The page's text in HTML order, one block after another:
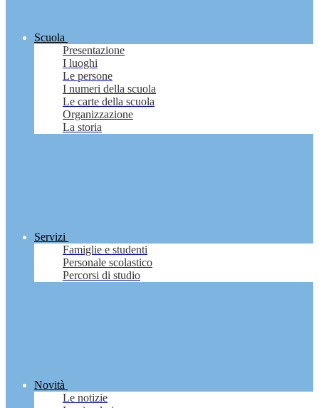
Scuola
Presentazione
I luoghi
Le persone
I numeri della scuola
Le carte della scuola
Organizzazione
La storia
Servizi
Famiglie e studenti
Personale scolastico
Percorsi di studio
Novità
Le notizie